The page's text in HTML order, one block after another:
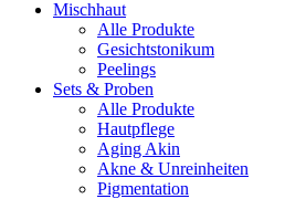
Mischhaut
Alle Produkte
Gesichtstonikum
Peelings
Sets & Proben
Alle Produkte
Hautpflege
Aging Akin
Akne & Unreinheiten
Pigmentation